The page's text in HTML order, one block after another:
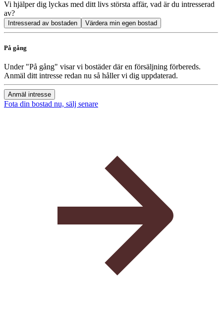
Vi hjälper dig lyckas med ditt livs största affär, vad är du intresserad
av?
Intresserad av bostaden Värdera min egen bostad
På gång
Under "På gång" visar vi bostäder där en försäljning förbereds.
Anmäl ditt intresse redan nu så håller vi dig uppdaterad.
Anmäl intresse
Fota din bostad nu, sälj senare